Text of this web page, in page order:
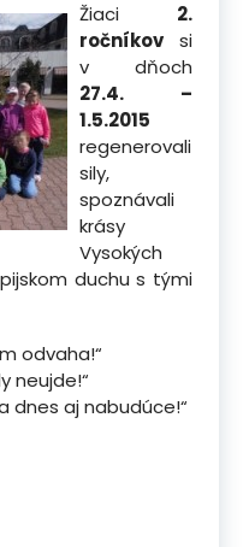
Žiaci 2.
ročníkov si
v dňoch
27.4. –
1.5.2015
regenerovali
sily,
spoznávali
krásy
Vysokých
duchu s tými
odvaha!“
neujde!“
dnes aj nabudúce!“